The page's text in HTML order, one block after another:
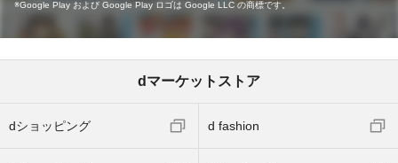
Google Play および Google Play ロゴは Google LLC の商標です。
dマーケットストア
dショッピング d fashion